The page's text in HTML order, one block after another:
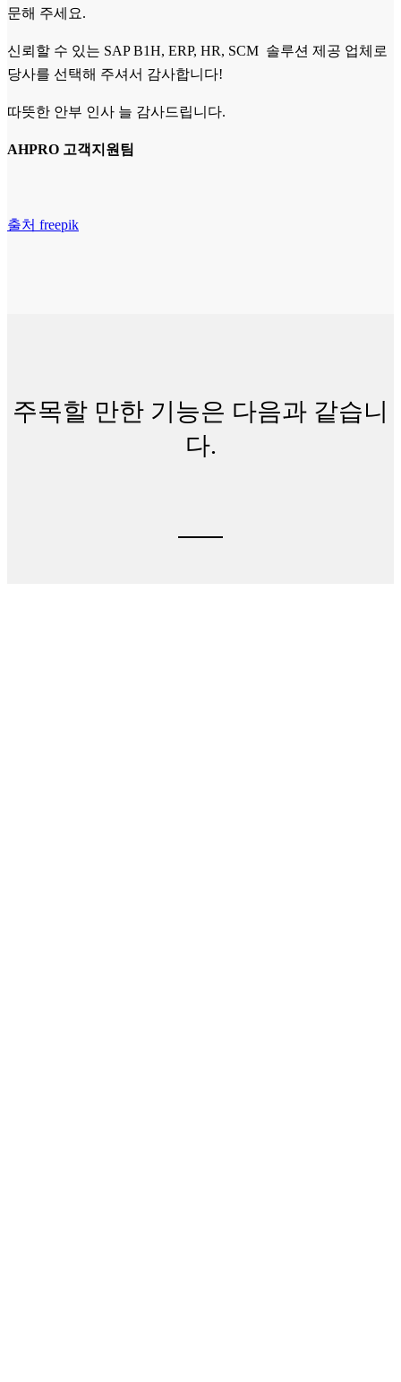
문해 주세요.
신뢰할 수 있는 SAP B1H, ERP, HR, SCM 솔루션 제공 업체로
당사를 선택해 주셔서 감사합니다!
따뜻한 안부 인사 늘 감사드립니다.
AHPRO 고객지원팀
출처 freepik
주목할 만한 기능은 다음과 같습니
다.